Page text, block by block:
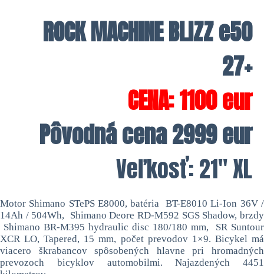
ROCK MACHINE BLIZZ e50
27+
CENA: 1100 eur
Pôvodná cena 2999 eur
Veľkosť: 21″ XL
Motor Shimano STePS E8000, batéria BT-E8010 Li-Ion 36V /
14Ah / 504Wh, Shimano Deore RD-M592 SGS Shadow, brzdy
Shimano BR-M395 hydraulic disc 180/180 mm, SR Suntour
XCR LO, Tapered, 15 mm, počet prevodov 1×9. Bicykel má
viacero škrabancov spôsobených hlavne pri hromadných
prevozoch bicyklov automobilmi. Najazdených 4451